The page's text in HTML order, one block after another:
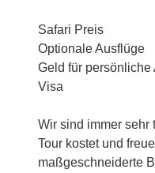
Safari Preis
Optionale Ausflüge
Geld für persönliche
Visa
Wir sind immer sehr
Tour kostet und
maßgeschneiderte